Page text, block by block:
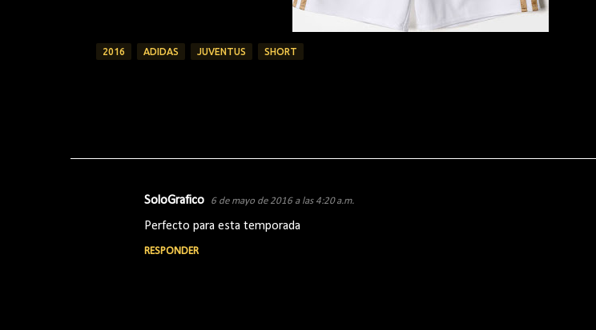
2016 ADIDAS JUVENTUS SHORT
SoloGrafico 6 de mayo de 2016 a las 4:20 a.m.
Perfecto para esta temporada
RESPONDER